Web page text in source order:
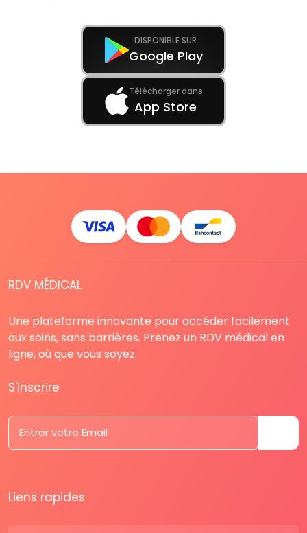
DISPONIBLE SUR
Google Play
Télécharger dans
App Store
RDV MÉDICAL
Une plateforme innovante pour accéder facilement
aux soins, sans barrières. Prenez un RDV médical en
ligne, où que vous soyez.
S'inscrire
Liens rapides